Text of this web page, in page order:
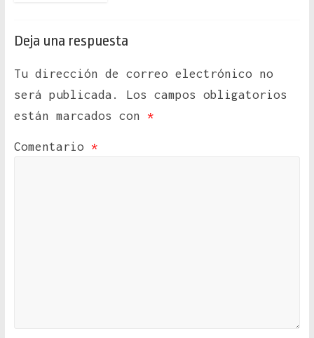
Deja una respuesta
Tu dirección de correo electrónico no
será publicada.
Los campos obligatorios
están marcados con *
Comentario *